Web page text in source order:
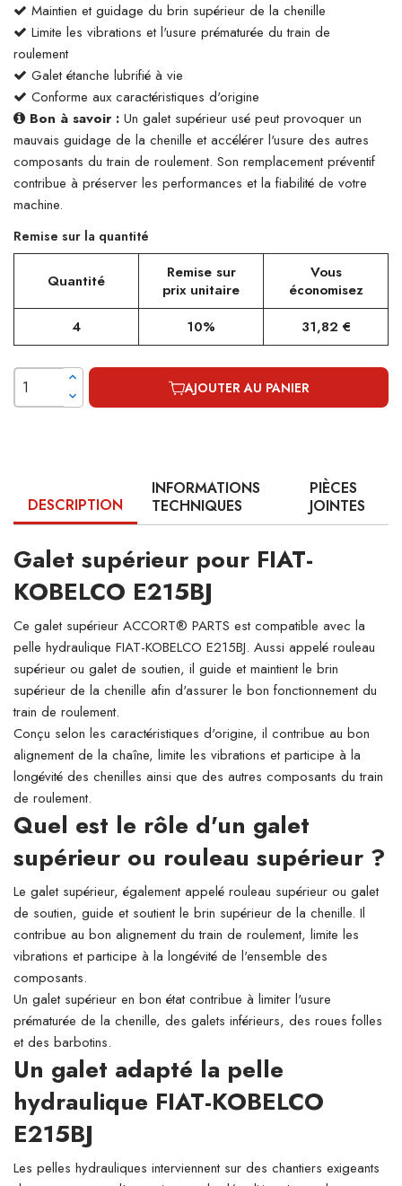
Maintien et guidage du brin supérieur de la chenille
Limite les vibrations et l'usure prématurée du train de
roulement
Galet étanche lubrifié à vie
Conforme aux caractéristiques d'origine
Bon à savoir : Un galet supérieur usé peut provoquer un
mauvais guidage de la chenille et accélérer l'usure des autres
composants du train de roulement. Son remplacement préventif
contribue à préserver les performances et la fiabilité de votre
machine.
Remise sur la quantité
Quantité
Remise sur
prix unitaire
Vous
économisez
4
10% 31,82 €
AJOUTER AU PANIER
DESCRIPTION
INFORMATIONS
TECHNIQUES
PIÈCES
JOINTES
Galet supérieur pour FIAT-
KOBELCO E215BJ
Ce galet supérieur ACCORT® PARTS est compatible avec la
pelle hydraulique FIAT-KOBELCO E215BJ. Aussi appelé rouleau
supérieur ou galet de soutien, il guide et maintient le brin
supérieur de la chenille afin d'assurer le bon fonctionnement du
train de roulement.
Conçu selon les caractéristiques d'origine, il contribue au bon
alignement de la chaîne, limite les vibrations et participe à la
longévité des chenilles ainsi que des autres composants du train
de roulement.
Quel est le rôle d'un galet
supérieur ou rouleau supérieur ?
Le galet supérieur, également appelé rouleau supérieur ou galet
de soutien, guide et soutient le brin supérieur de la chenille. Il
contribue au bon alignement du train de roulement, limite les
vibrations et participe à la longévité de l'ensemble des
composants.
Un galet supérieur en bon état contribue à limiter l'usure
prématurée de la chenille, des galets inférieurs, des roues folles
et des barbotins.
Un galet adapté la pelle
hydraulique FIAT-KOBELCO
E215BJ
Les pelles hydrauliques interviennent sur des chantiers exigeants